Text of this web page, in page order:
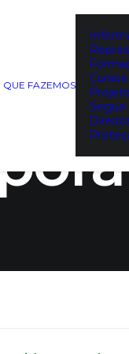
QUE FAZEMOS
Cursos
Segue